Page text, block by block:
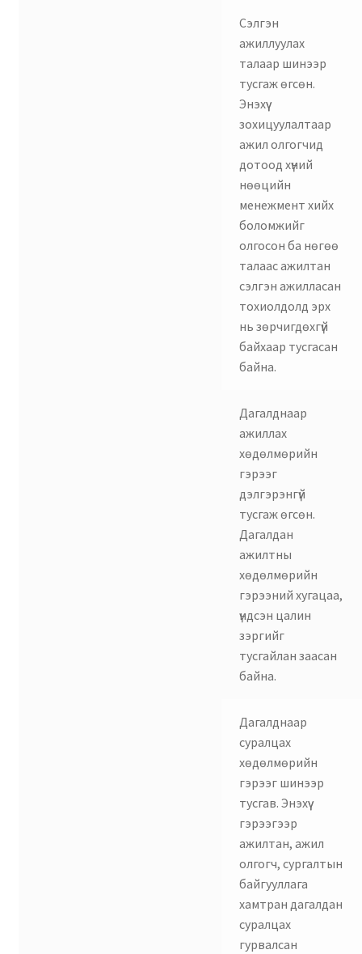
Сэлгэн
ажиллуулах
талаар шинээр
тусгаж өгсөн.
Энэхүү
зохицуулалтаар
ажил олгогчид
дотоод хүний
нөөцийн
менежмент хийх
боломжийг
олгосон ба нөгөө
талаас ажилтан
сэлгэн ажилласан
тохиолдолд эрх
нь зөрчигдөхгүй
байхаар тусгасан
байна.
Дагалднаар
ажиллах
хөдөлмөрийн
гэрээг
дэлгэрэнгүй
тусгаж өгсөн.
Дагалдан
ажилтны
хөдөлмөрийн
гэрээний хугацаа,
үндсэн цалин
зэргийг
тусгайлан заасан
байна.
Дагалднаар
суралцах
хөдөлмөрийн
гэрээг шинээр
тусгав. Энэхүү
гэрээгээр
ажилтан, ажил
олгогч, сургалтын
байгууллага
хамтран дагалдан
суралцах
гурвалсан